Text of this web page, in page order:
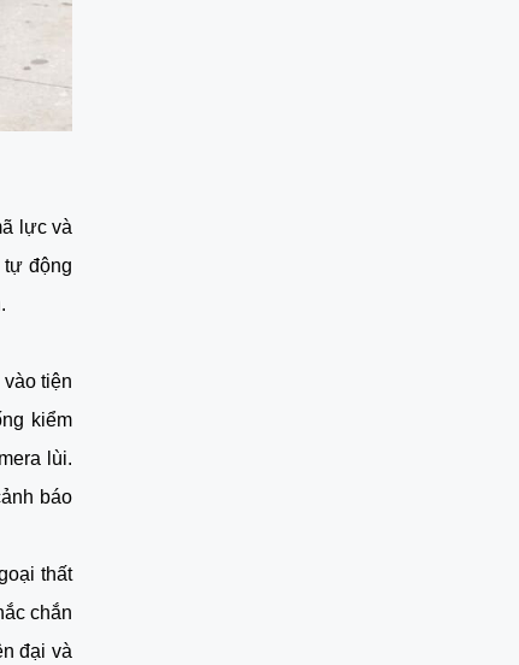
lực và
tự động
tiện
kiểm
lùi.
báo
thất
chắn
đại và